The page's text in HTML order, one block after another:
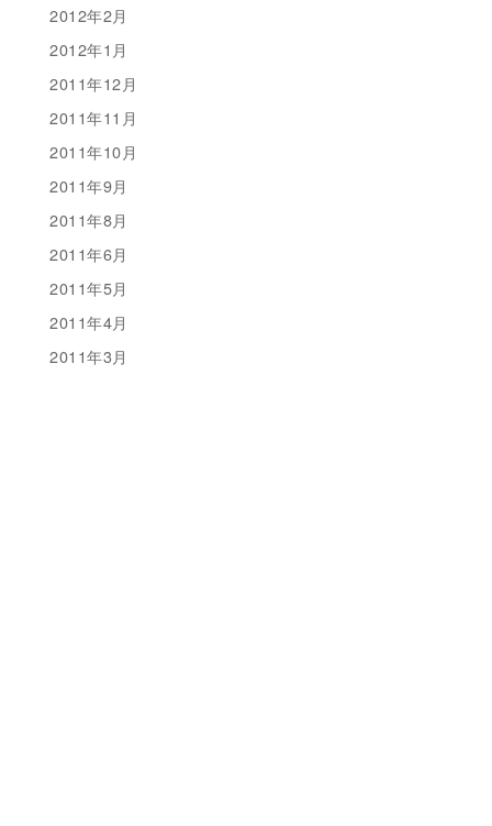
2012年2月
2012年1月
2011年12月
2011年11月
2011年10月
2011年9月
2011年8月
2011年6月
2011年5月
2011年4月
2011年3月